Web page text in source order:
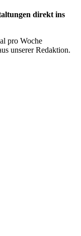
direkt ins
pro Woche
unserer Redaktion.